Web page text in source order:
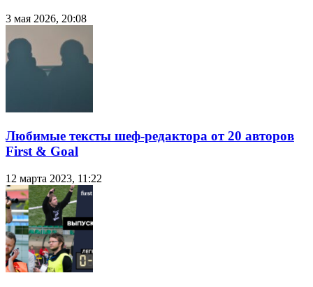
3 мая 2026, 20:08
Любимые тексты шеф-редактора от 20 авторов
First & Goal
12 марта 2023, 11:22